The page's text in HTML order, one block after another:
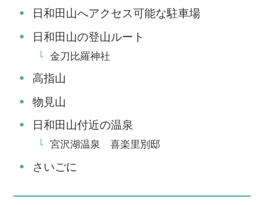
日和田山へアクセス可能な駐車場
日和田山の登山ルート
金刀比羅神社
高指山
物見山
日和田山付近の温泉
宮沢湖温泉 喜楽里別邸
さいごに